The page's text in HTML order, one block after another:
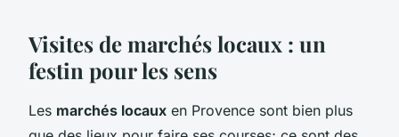
Visites de marchés locaux : un
festin pour les sens
Les marchés locaux en Provence sont bien plus